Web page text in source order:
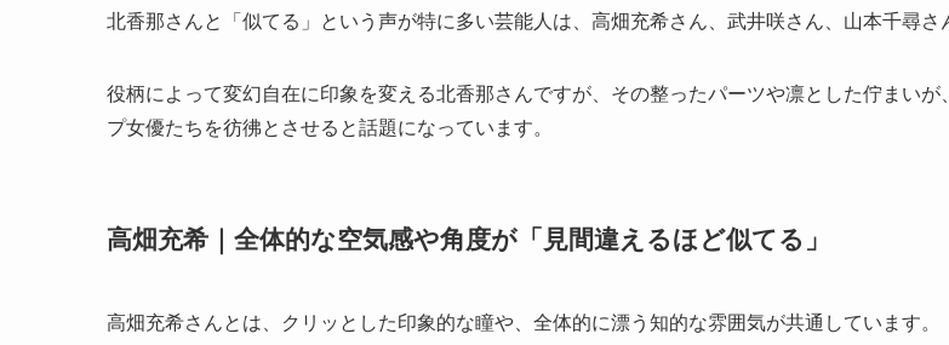
北香那さんと「似てる」という声が特に多い芸能人は、高畑充希さん、武井咲さん、山本千尋さ
役柄によって変幻自在に印象を変える北香那さんですが、その整ったパーツや凛とした佇まいが
プ女優たちを彷彿とさせると話題になっています。
高畑充希｜全体的な空気感や角度が「見間違えるほど似てる」
高畑充希さんとは、クリッとした印象的な瞳や、全体的に漂う知的な雰囲気が共通しています。